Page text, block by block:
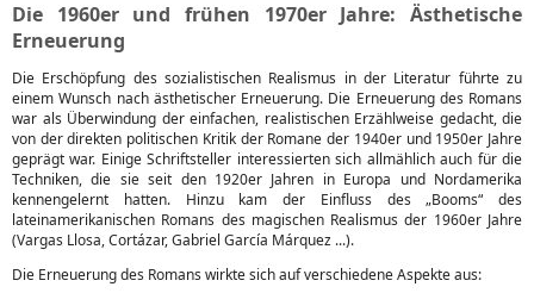
Die 1960er und frühen 1970er Jahre: Ästhetische
Erneuerung
Die Erschöpfung des sozialistischen Realismus in der Literatur führte zu
einem Wunsch nach ästhetischer Erneuerung. Die Erneuerung des Romans
war als Überwindung der einfachen, realistischen Erzählweise gedacht, die
von der direkten politischen Kritik der Romane der 1940er und 1950er Jahre
geprägt war. Einige Schriftsteller interessierten sich allmählich auch für die
Techniken, die sie seit den 1920er Jahren in Europa und Nordamerika
kennengelernt hatten. Hinzu kam der Einfluss des „Booms“ des
lateinamerikanischen Romans des magischen Realismus der 1960er Jahre
(Vargas Llosa, Cortázar, Gabriel García Márquez ...).
Die Erneuerung des Romans wirkte sich auf verschiedene Aspekte aus: